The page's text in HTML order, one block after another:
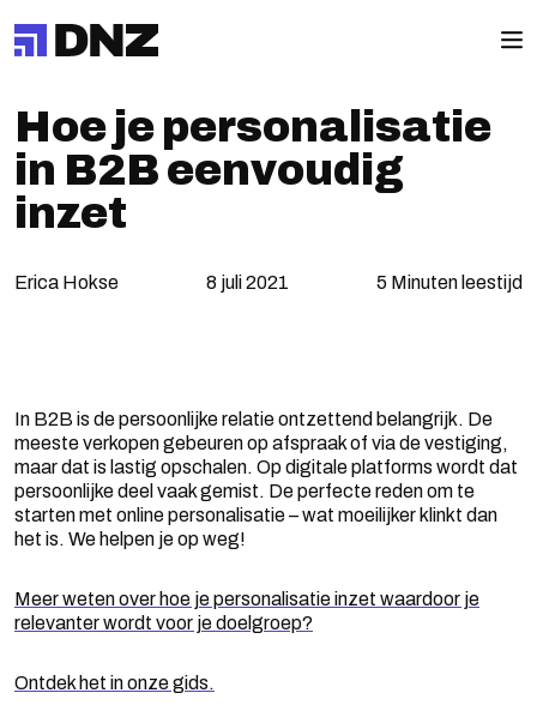
Hoe je personalisatie
in B2B eenvoudig
inzet
Erica Hokse 8 juli 2021 5 Minuten leestijd
In B2B is de persoonlijke relatie ontzettend belangrijk. De
meeste verkopen gebeuren op afspraak of via de vestiging,
maar dat is lastig opschalen. Op digitale platforms wordt dat
persoonlijke deel vaak gemist. De perfecte reden om te
starten met online personalisatie – wat moeilijker klinkt dan
het is. We helpen je op weg!
Meer weten over hoe je personalisatie inzet waardoor je
relevanter wordt voor je doelgroep?
Ontdek het in onze gids.